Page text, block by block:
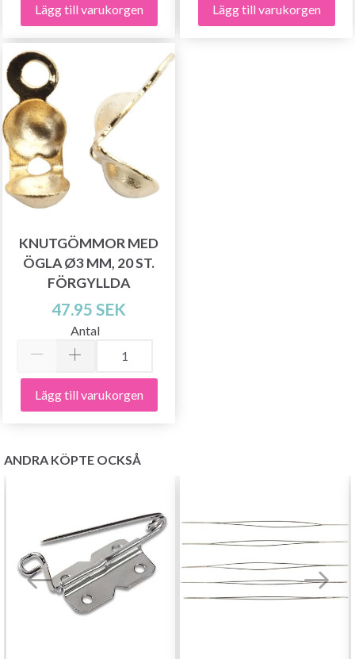
Lägg till varukorgen Lägg till varukorgen
KNUTGÖMMOR MED
ÖGLA Ø3 MM, 20 ST.
FÖRGYLLDA
47.95 SEK
Antal
Lägg till varukorgen
ANDRA KÖPTE OCKSÅ